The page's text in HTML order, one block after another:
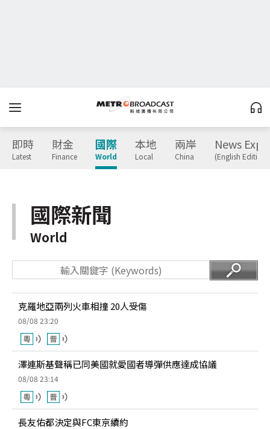
即時
Latest
財金
Finance
國際
World
本地
Local
兩岸
China
News
(English Edition)
國際新聞
World
克羅地亞兩列火車相撞 20人受傷
08/08 23:20
澤連斯基聲稱已同美國就愛國者導彈供應達成協議
08/08 23:14
長友佑都決定與FC東京續約